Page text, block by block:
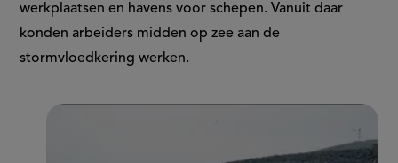
werkplaatsen en havens voor schepen. Vanuit daar
konden arbeiders midden op zee aan de
stormvloedkering werken.